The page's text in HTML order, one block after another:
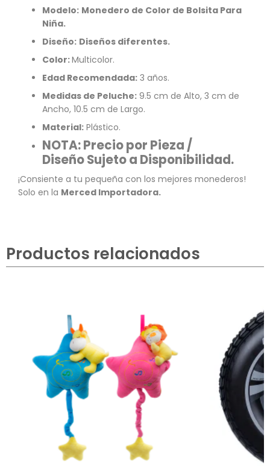
Modelo: Monedero de Color de Bolsita Para
Niña.
Diseño: Diseños diferentes.
Color:Multicolor.
Edad Recomendada: 3 años.
Medidas de Peluche: 9.5 cm de Alto, 3 cm de
Ancho, 10.5 cm de Largo.
Material: Plástico.
NOTA: Precio por Pieza /
DiseñoSujeto a Disponibilidad.
¡Consiente a tu pequeña con los mejores monederos!
Solo en la Merced Importadora.
Productos relacionados